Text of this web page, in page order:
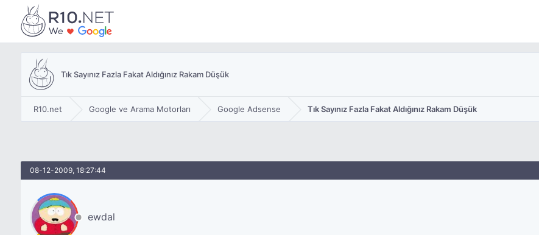
Tık Sayınız Fazla Fakat Aldığınız Rakam Düşük
R10.net Google ve Arama Motorları Google Adsense Tık Sayınız Fazla Fakat Aldığınız Rakam Düşük
08-12-2009, 18:27:44
ewdal